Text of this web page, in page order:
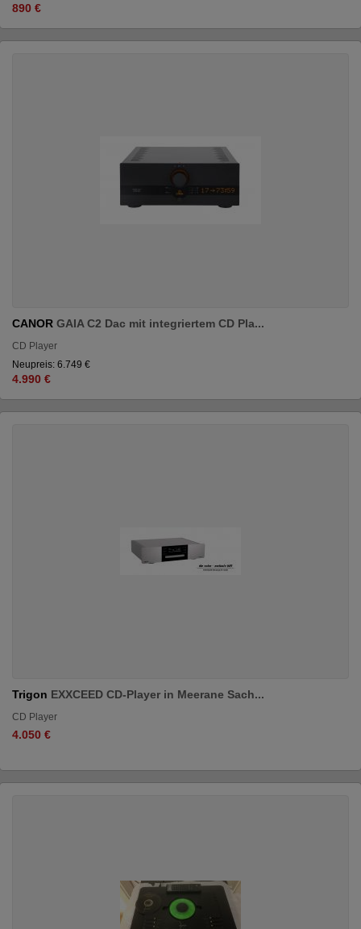
890 €
CANOR GAIA C2 Dac mit integriertem CD Pla...
CD Player
Neupreis: 6.749 €
4.990 €
Trigon EXXCEED CD-Player in Meerane Sach...
CD Player
4.050 €